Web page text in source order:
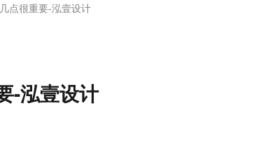
点很重要-泓壹设计
-泓壹设计